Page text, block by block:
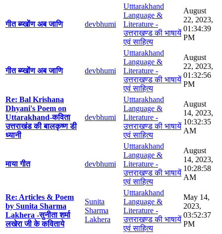
गीत ब्य्खोंण अब जाणि devbhumi
Utttarakhand
Language &
Literature -
उत्तराखण्ड की भाषायें
एवं साहित्य
August
22, 2023,
01:34:39
PM
गीत ब्य्खोंण अब जाणि devbhumi
Utttarakhand
Language &
Literature -
उत्तराखण्ड की भाषायें
एवं साहित्य
August
22, 2023,
01:32:56
PM
Re: Bal Krishana
Dhyani's Poem on
Uttarakhand-कविता
उत्तराखंड की बालकृष्ण डी
ध्यानी
devbhumi
Utttarakhand
Language &
Literature -
उत्तराखण्ड की भाषायें
एवं साहित्य
August
14, 2023,
10:32:35
AM
माया गीत devbhumi
Utttarakhand
Language &
Literature -
उत्तराखण्ड की भाषायें
एवं साहित्य
August
14, 2023,
10:28:58
AM
Re: Articles & Poem
by Sunita Sharma
Lakhera -सुनीता शर्मा
लखेरा जी के कविताये
Sunita
Sharma
Lakhera
Utttarakhand
Language &
Literature -
उत्तराखण्ड की भाषायें
एवं साहित्य
May 14,
2023,
03:52:37
PM